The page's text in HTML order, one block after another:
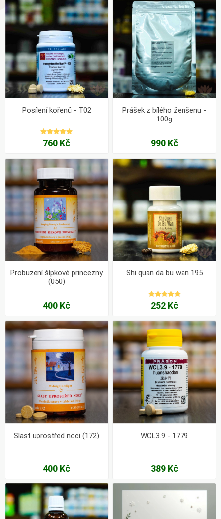
Posílení kořenů - T02
760 Kč
Prášek z bílého ženšenu -
100g
990 Kč
Probuzení šípkové princezny
(050)
400 Kč
Shi quan da bu wan 195
252 Kč
Slast uprostřed noci (172)
400 Kč
WCL3.9 - 1779
389 Kč